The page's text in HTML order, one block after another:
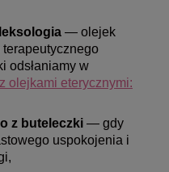
— olejek
odsłaniamy w
olejkami eterycznymi:
z buteleczki — gdy
uspokojenia i